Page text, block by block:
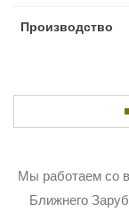
Производство
Мы работаем со
Ближнего